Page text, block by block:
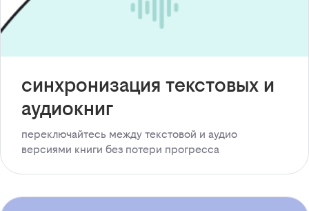
синхронизация текстовых и
аудиокниг
переключайтесь между текстовой и аудио
версиями книги без потери прогресса